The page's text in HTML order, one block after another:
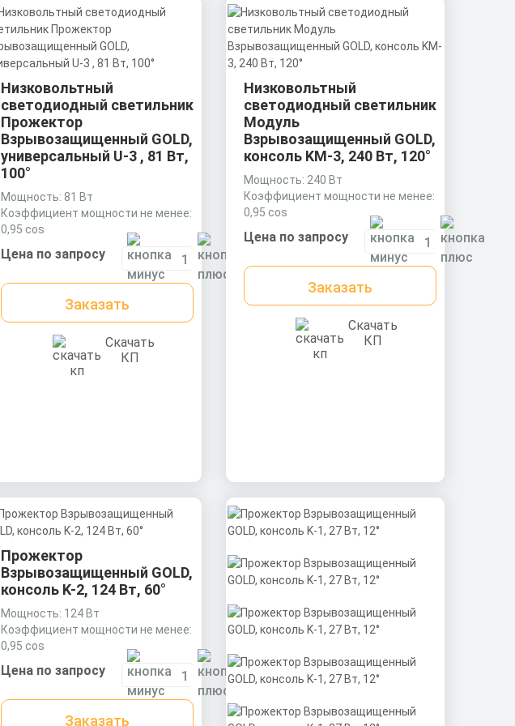
Низковольтный
светодиодный светильник
Прожектор
Взрывозащищенный GOLD,
универсальный U-3 , 81 Вт,
100°
Мощность: 81 Вт
Коэффициент мощности не менее:
0,95 cos
Экструдированный алюминиевый
профиль (анодированный),
вторичная оптика из акрила
(ПММА) с силиконовой прокладкой.
Цена по запросу
Заказать
Скачать
КП
Низковольтный
светодиодный светильник
Модуль
Взрывозащищенный GOLD,
консоль KM-3, 240 Вт, 120°
Мощность: 240 Вт
Коэффициент мощности не менее:
0,95 cos
Экструдированный алюминиевый
профиль (анодированный),
рассеиватель поликарбонат.
Цена по запросу
Заказать
Скачать
КП
Прожектор
Взрывозащищенный GOLD,
консоль K-2, 124 Вт, 60°
Мощность: 124 Вт
Коэффициент мощности не менее:
0,95 cos
Экструдированный алюминиевый
профиль (анодированный),
вторичная оптика из акрила
Цена по запросу
Заказать